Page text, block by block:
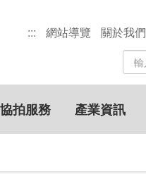
::: 網站導覽 關於我們
站
內
搜
尋
關
鍵
協拍服務 產業資訊